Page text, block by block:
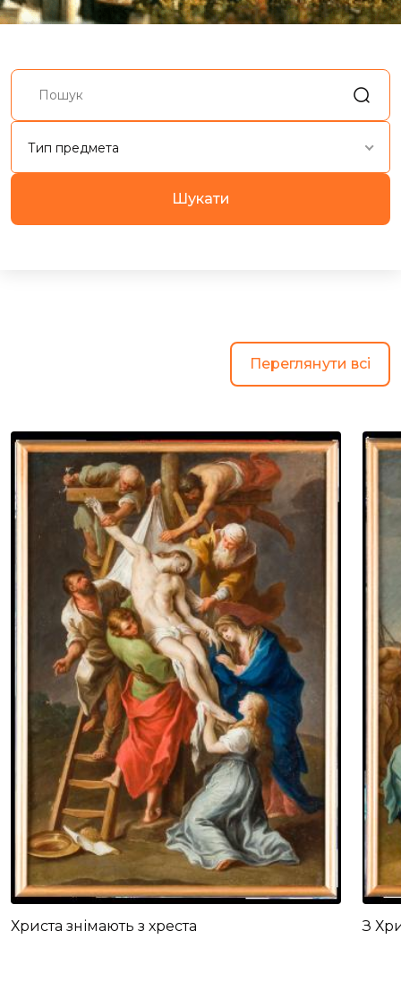
Тип предмета
Шукати
Переглянути всі
Христа знімають з хреста З